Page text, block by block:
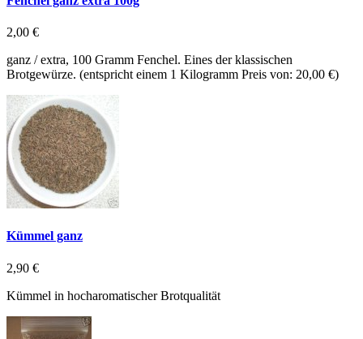
2,00 €
ganz / extra, 100 Gramm Fenchel. Eines der klassischen
Brotgewürze. (entspricht einem 1 Kilogramm Preis von: 20,00 €)
Kümmel ganz
2,90 €
Kümmel in hocharomatischer Brotqualität